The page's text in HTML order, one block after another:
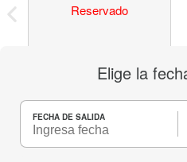
Reservado
Elige la
FECHA DE SALIDA